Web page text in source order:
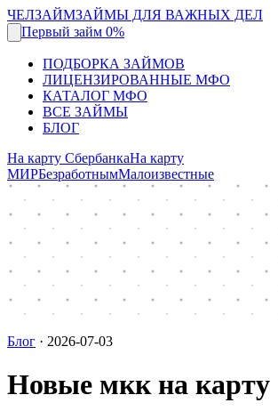
ЧЕЛЗАЙМЗАЙМЫ ДЛЯ ВАЖНЫХ ДЕЛ
Первый займ 0%
ПОДБОРКА ЗАЙМОВ
ЛИЦЕНЗИРОВАННЫЕ МФО
КАТАЛОГ МФО
ВСЕ ЗАЙМЫ
БЛОГ
На карту СбербанкаНа карту
МИРБезработнымМалоизвестные
Блог · 2026-07-03
Новые мкк на карту